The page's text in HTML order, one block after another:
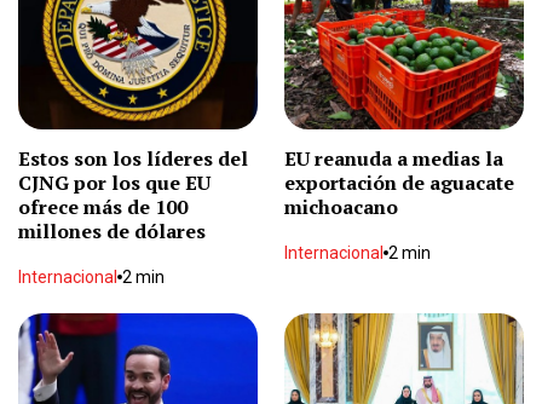
Realizan rastreo en minas
Local 1 min
Se calcina pick up en Los Nogales
Local
"La verdad no peca pero incomoda": Bonilla
Local
Estos son los líderes del
CJNG por los que EU
ofrece más de 100
millones de dólares
Internacional 2 min
EU reanuda a medias la
exportación de aguacate
michoacano
Internacional 2 min